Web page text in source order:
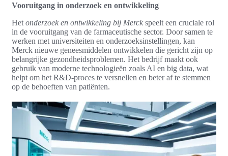
Vooruitgang in onderzoek en ontwikkeling
Het onderzoek en ontwikkeling bij Merck speelt een cruciale rol
in de vooruitgang van de farmaceutische sector. Door samen te
werken met universiteiten en onderzoeksinstellingen, kan
Merck nieuwe geneesmiddelen ontwikkelen die gericht zijn op
belangrijke gezondheidsproblemen. Het bedrijf maakt ook
gebruik van moderne technologieën zoals AI en big data, wat
helpt om het R&D-proces te versnellen en beter af te stemmen
op de behoeften van patiënten.